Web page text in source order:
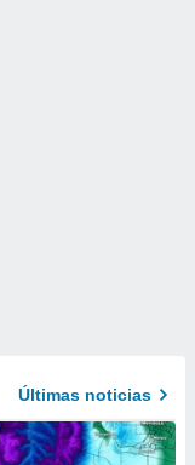
Últimas noticias